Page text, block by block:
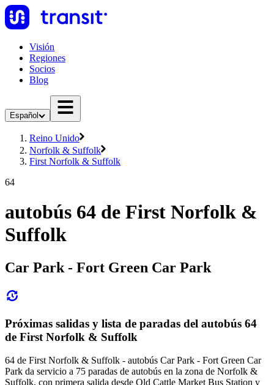
Visión
Regiones
Socios
Blog
Español
Reino Unido
Norfolk & Suffolk
First Norfolk & Suffolk
64
autobús 64 de First Norfolk &
Suffolk
Car Park - Fort Green Car Park
Próximas salidas y lista de paradas del autobús 64
de First Norfolk & Suffolk
64 de First Norfolk & Suffolk - autobús Car Park - Fort Green Car
Park da servicio a 75 paradas de autobús en la zona de Norfolk &
Suffolk, con primera salida desde Old Cattle Market Bus Station y